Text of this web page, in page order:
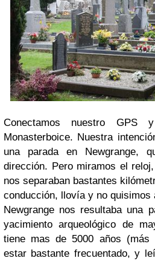
Conectamos nuestro GPS
Monasterboice. Nuestra
una parada en Newgrange,
dirección. Pero miramos el
nos separaban bastantes
conducción, llovía y no quisimos
Newgrange nos resultaba una
yacimiento arqueológico de
tiene mas de 5000 años (más
estar bastante frecuentado, y